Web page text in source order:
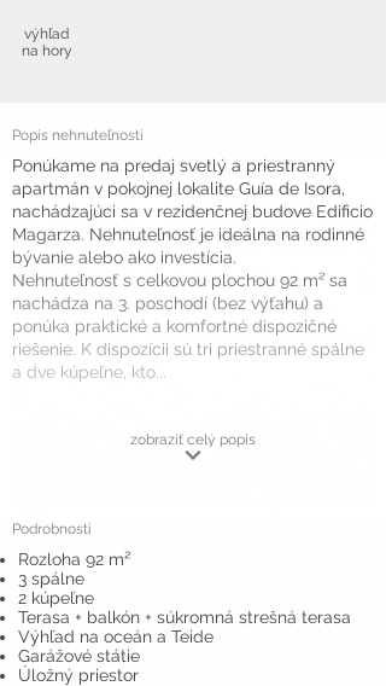
výhľad
na hory
Popis nehnuteľnosti
Ponúkame na predaj svetlý a priestranný
apartmán v pokojnej lokalite Guía de Isora,
nachádzajúci sa v rezidenčnej budove Edificio
Magarza. Nehnuteľnosť je ideálna na rodinné
bývanie alebo ako investícia.
Nehnuteľnosť s celkovou plochou 92 m² sa
nachádza na 3. poschodí (bez výťahu) a
ponúka praktické a komfortné dispozičné
riešenie. K dispozícii sú tri priestranné spálne
a dve kúpeľne, kto...
zobraziť celý popis
Podrobnosti
Rozloha 92 m²
3 spálne
2 kúpeľne
Terasa + balkón + súkromná strešná terasa
Výhľad na oceán a Teide
Garážové státie
Úložný priestor